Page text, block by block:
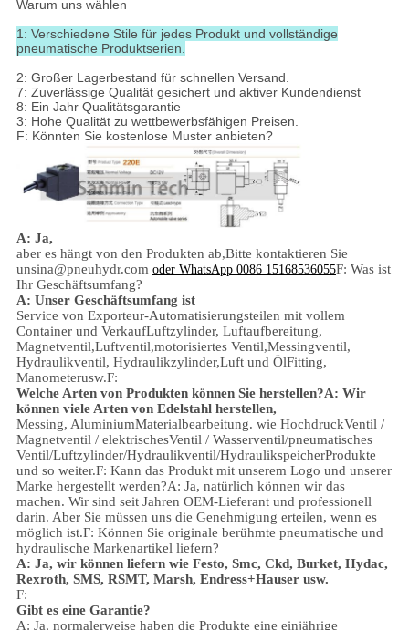
Warum uns wählen
1: Verschiedene Stile für jedes Produkt und vollständige
pneumatische Produktserien.
2: Großer Lagerbestand für schnellen Versand.
7: Zuverlässige Qualität gesichert und aktiver Kundendienst
8: Ein Jahr Qualitätsgarantie
3: Hohe Qualität zu wettbewerbsfähigen Preisen.
F: Könnten Sie kostenlose Muster anbieten?
A: Ja,
aber es hängt von den Produkten ab,Bitte kontaktieren Sie
unsina@pneuhydr.com oder WhatsApp 0086 15168536055F: Was ist
Ihr Geschäftsumfang?
A: Unser Geschäftsumfang ist
Service von Exporteur-Automatisierungsteilen mit vollem
Container und VerkaufLuftzylinder, Luftaufbereitung,
Magnetventil,Luftventil,motorisiertes Ventil,Messingventil,
Hydraulikventil, Hydraulikzylinder,Luft und ÖlFitting,
Manometerusw.F:
Welche Arten von Produkten können Sie herstellen?A: Wir
können viele Arten von Edelstahl herstellen,
Messing, AluminiumMaterialbearbeitung. wie HochdruckVentil /
Magnetventil / elektrischesVentil / Wasserventil/pneumatisches
Ventil/Luftzylinder/Hydraulikventil/HydraulikspeicherProdukte
und so weiter.F: Kann das Produkt mit unserem Logo und unserer
Marke hergestellt werden?A: Ja, natürlich können wir das
machen. Wir sind seit Jahren OEM-Lieferant und professionell
darin. Aber Sie müssen uns die Genehmigung erteilen, wenn es
möglich ist.F: Können Sie originale berühmte pneumatische und
hydraulische Markenartikel liefern?
A: Ja, wir können liefern wie Festo, Smc, Ckd, Burket, Hydac,
Rexroth, SMS, RSMT, Marsh, Endress+Hauser usw.
F:
Gibt es eine Garantie?
A: Ja, normalerweise haben die Produkte eine einjährige